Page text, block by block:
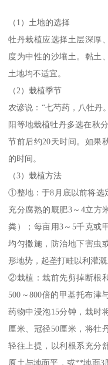
（1）土地的选择
牡丹栽植应选择土层深厚
度为中性的沙壤土。黏土
土地均不适宜。
（2）栽植季节
农谚说：“七芍药，八牡丹
阳等地栽植牡丹多选在秋
节前后约20天时间。如果
的时间。
（3）栽植方法
①整地：于8月底以前将选
充分腐熟的厩肥3～4立方
粪）；每亩用3～5千克或
均匀撒施，防治地下害虫
形地势，起垄打畦以利灌溉
②栽植：栽前先剪掉断根
500～800倍的甲基托布津
药物中浸泡15分钟，栽时
厘米、冠径50厘米，将牡
轻往上提，以利根系充分
原土与地面平，或**地面3